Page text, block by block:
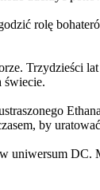
rolę
Trzydzieści
świecie.
by
DC.